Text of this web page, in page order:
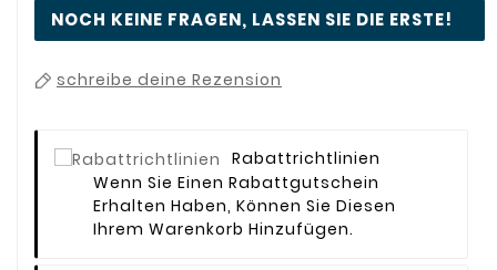
NOCH KEINE FRAGEN, LASSEN SIE DIE ERSTE!
schreibe deine Rezension
Rabattrichtlinien
Wenn Sie Einen Rabattgutschein
Erhalten Haben, Können Sie Diesen
Ihrem Warenkorb Hinzufügen.